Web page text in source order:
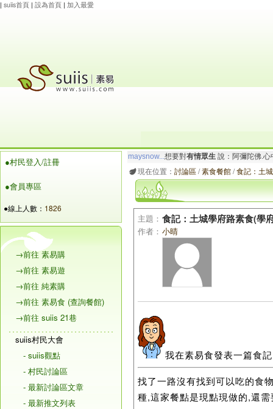
| suiis首頁 | 設為首頁 | 加入最愛
●村民登入/註冊
●會員專區
●線上人數： 1826
→前往 素易購
→前往 素易遊
→前往 純素購
→前往 素易食 (查詢餐館)
→前往 suiis 21巷
suiis村民大會
- suiis觀點
- 村民討論區
- 最新討論區文章
- 最新推文列表
maysnow...想要對有情眾生 說：阿彌陀佛.
玲瓏虹想要對 有情眾生說：阿彌陀佛.心寬
現在位置： 討論區/素食餐館/食記：土
主題： 食記：土城學府路素食(學
作者： 小晴
我在素易食發表一篇食
找了一路沒有找到可以吃的食
種,這家餐點是現點現做的,還